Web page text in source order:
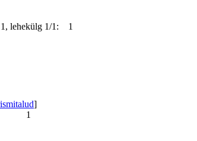
lehekülg 1/1: 1
]
1